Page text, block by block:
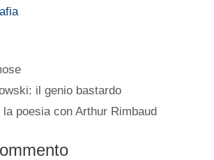
il genio bastardo
la poesia con Arthur Rimbaud